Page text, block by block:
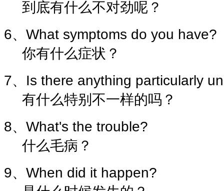
到底有什么不对劲呢？
6、What symptoms do you have?
你有什么症状？
7、Is there anything particularly
有什么特别不一样的吗？
8、What's the trouble?
什么毛病？
9、When did it happen?